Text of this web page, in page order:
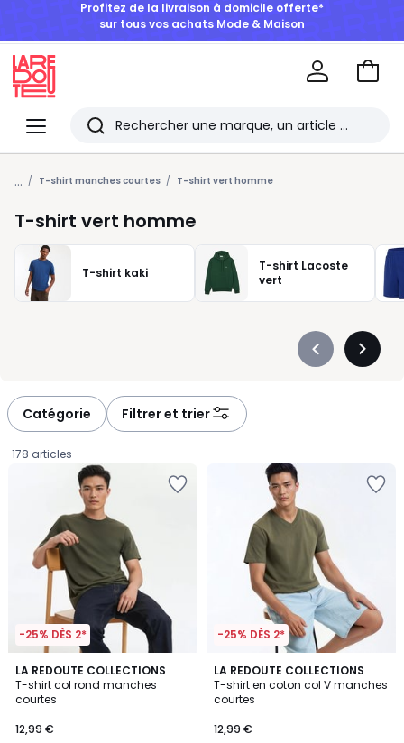
Menu
Redoute
Rechercher
Les
derniers
articles
consultés
Aller
... T-shirt manches courtes T-shirt vert homme
T-shirt vert homme
T-shirt kaki
T-shirt Lacoste
vert
Précédent
Catégorie Filtrer et trier
178 articles
-25% DÈS 2*
LA REDOUTE COLLECTIONS
T-shirt col rond manches
courtes
€.
12,99 €
4,8
/ 5
10
Couleurs
-25% DÈS 2*
LA REDOUTE COLLECTIONS
T-shirt en coton col V manches
courtes
12,99 €
4,4
/ 5
5
Couleurs